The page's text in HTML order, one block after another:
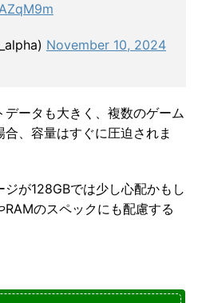
November 10, 2024
ータも大きく、複数のゲーム
、容量はすぐに圧迫されま
が128GBでは少し心配かもし
のスペックにも配慮する